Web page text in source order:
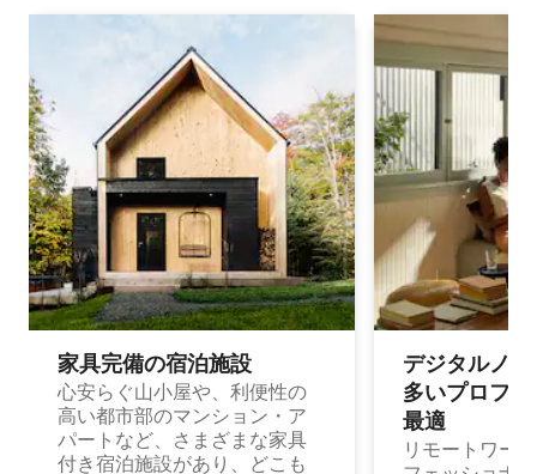
家具完備の宿⁠泊⁠施⁠設
心安らぐ山小屋や、利便性の
高い都市部のマンション・ア
パートなど、さまざまな家具
付き宿泊施設があり、どこも
デジタルノ
多⁠いプ⁠ロ⁠フ⁠
最⁠適
リモートワー